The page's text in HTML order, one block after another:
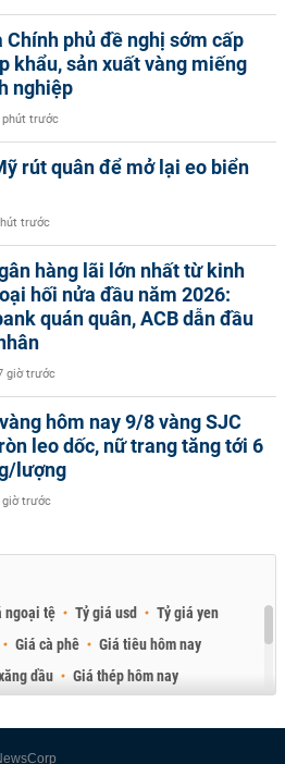
Chính phủ đề nghị sớm cấp
khẩu, sản xuất vàng miếng
nghiệp
phút trước
rút quân để mở lại eo biển
trước
hàng lãi lớn nhất từ kinh
hối nửa đầu năm 2026:
quán quân, ACB dẫn đầu
giờ trước
hôm nay 9/8 vàng SJC
leo dốc, nữ trang tăng tới 6
lượng
giờ trước
ngoại tệ Tỷ giá usd
Tỷ giá yen
Giá cà phê
Giá tiêu hôm nay
dầu
Giá thép hôm nay